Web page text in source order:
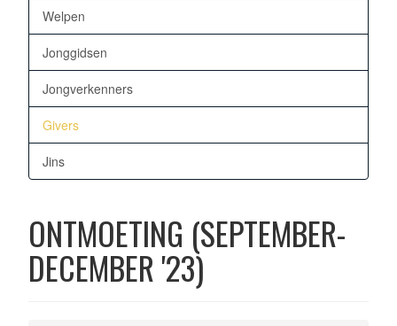
Welpen
Jonggidsen
Jongverkenners
Givers
Jins
ONTMOETING (SEPTEMBER-
DECEMBER '23)